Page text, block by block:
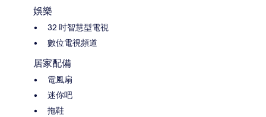
娛樂
32 吋智慧型電視
數位電視頻道
居家配備
電風扇
迷你吧
拖鞋